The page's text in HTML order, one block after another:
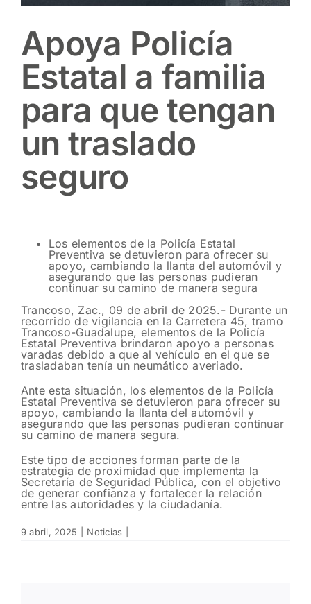
Apoya Policía
Estatal a familia
para que tengan
un traslado
seguro
Los elementos de la Policía Estatal
Preventiva se detuvieron para ofrecer su
apoyo, cambiando la llanta del automóvil y
asegurando que las personas pudieran
continuar su camino de manera segura
Trancoso, Zac., 09 de abril de 2025.- Durante un
recorrido de vigilancia en la Carretera 45, tramo
Trancoso-Guadalupe, elementos de la Policía
Estatal Preventiva brindaron apoyo a personas
varadas debido a que al vehículo en el que se
trasladaban tenía un neumático averiado.
Ante esta situación, los elementos de la Policía
Estatal Preventiva se detuvieron para ofrecer su
apoyo, cambiando la llanta del automóvil y
asegurando que las personas pudieran continuar
su camino de manera segura.
Este tipo de acciones forman parte de la
estrategia de proximidad que implementa la
Secretaría de Seguridad Pública, con el objetivo
de generar confianza y fortalecer la relación
entre las autoridades y la ciudadanía.
9 abril, 2025 Noticias